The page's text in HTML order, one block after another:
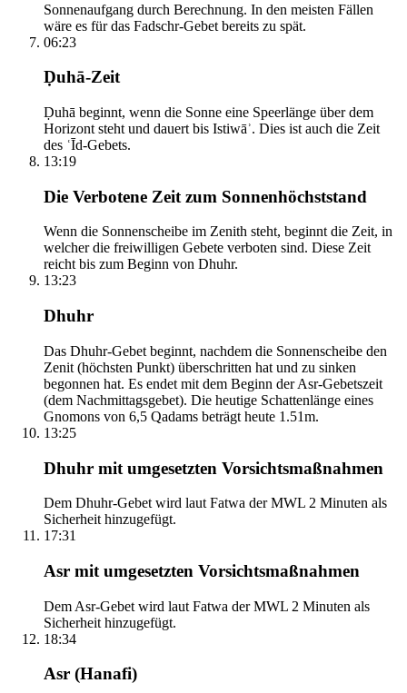
Sonnenaufgang durch Berechnung. In den meisten Fällen
wäre es für das Fadschr-Gebet bereits zu spät.
06:23
Ḍuhā-Zeit
Ḍuhā beginnt, wenn die Sonne eine Speerlänge über dem
Horizont steht und dauert bis Istiwāʾ. Dies ist auch die Zeit
des ʿĪd-Gebets.
13:19
Die Verbotene Zeit zum Sonnenhöchststand
Wenn die Sonnenscheibe im Zenith steht, beginnt die Zeit, in
welcher die freiwilligen Gebete verboten sind. Diese Zeit
reicht bis zum Beginn von Dhuhr.
13:23
Dhuhr
Das Dhuhr-Gebet beginnt, nachdem die Sonnenscheibe den
Zenit (höchsten Punkt) überschritten hat und zu sinken
begonnen hat. Es endet mit dem Beginn der Asr-Gebetszeit
(dem Nachmittagsgebet). Die heutige Schattenlänge eines
Gnomons von 6,5 Qadams beträgt heute 1.51m.
13:25
Dhuhr mit umgesetzten Vorsichtsmaßnahmen
Dem Dhuhr-Gebet wird laut Fatwa der MWL 2 Minuten als
Sicherheit hinzugefügt.
17:31
Asr mit umgesetzten Vorsichtsmaßnahmen
Dem Asr-Gebet wird laut Fatwa der MWL 2 Minuten als
Sicherheit hinzugefügt.
18:34
Asr (Hanafi)